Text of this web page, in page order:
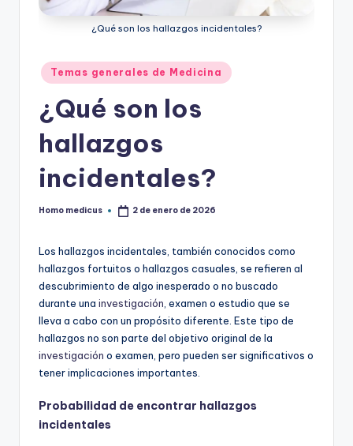
¿Qué son los hallazgos incidentales?
Publicado
en
Temas generales de Medicina
¿Qué son los
hallazgos
incidentales?
Publicado
Homo medicus 2 de enero de 2026
Los hallazgos incidentales, también conocidos como
hallazgos fortuitos o hallazgos casuales, se refieren al
descubrimiento de algo inesperado o no buscado
durante una investigación , examen o estudio que se
lleva a cabo con un propósito diferente. Este tipo de
hallazgos no son parte del objetivo original de la
investigación o examen, pero pueden ser significativos o
tener implicaciones importantes.
Probabilidad de encontrar hallazgos
incidentales